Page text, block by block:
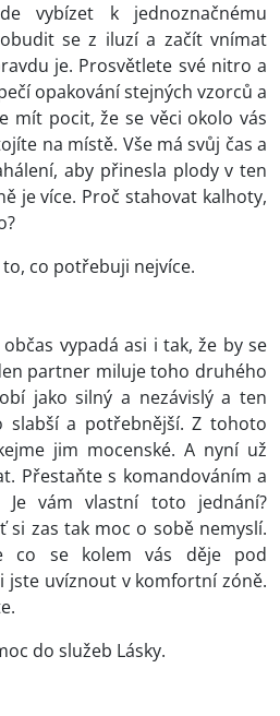
vybízet k jednoznačnému
se z iluzí a začít vnímat
je. Prosvětlete své nitro a
opakování stejných vzorců a
mít pocit, že se věci okolo vás
na místě. Vše má svůj čas a
aby přinesla plody v ten
je více. Proč stahovat kalhoty,
co potřebuji nejvíce.
vypadá asi i tak, že by se
partner miluje toho druhého
jako silný a nezávislý a ten
slabší a potřebnější. Z tohoto
jim mocenské. A nyní už
Přestaňte s komandováním a
Je vám vlastní toto jednání?
si zas tak moc o sobě nemyslí.
co se kolem vás děje pod
jste uvíznout v komfortní zóně.
do služeb Lásky.